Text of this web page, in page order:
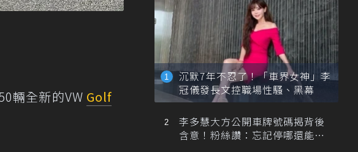
輛全新的VW Golf
沉默7年不忍了！「車界女神」李
冠儀發長文控職場性騷、黑幕
李多慧大方公開車牌號碼揭背後
含意！粉絲讚：忘記停哪還能幫